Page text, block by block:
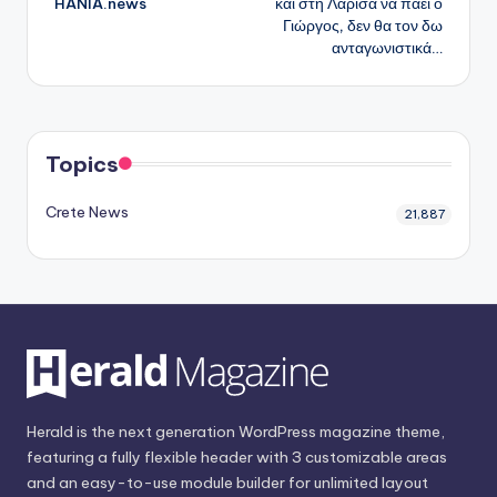
Γιώργος, δεν θα τον δω
ανταγωνιστικά…
Topics
Crete News 21,887
Herald is the next generation WordPress magazine theme,
featuring a fully flexible header with 3 customizable areas
and an easy-to-use module builder for unlimited layout